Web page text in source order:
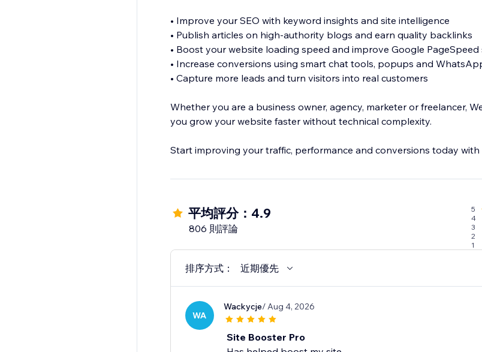
• Improve your SEO with keyword insights and site intelligence
• Publish articles on high-authority blogs and earn quality backlinks
• Boost your website loading speed and improve Google PageSpeed
• Increase conversions using smart chat tools, popups and
• Capture more leads and turn visitors into real customers
Whether you are a business owner, agency, marketer or freelancer,
you grow your website faster without technical complexity.
Start improving your traffic, performance and conversions today
平均評分：4.9
806 則評論
5
4
3
2
1
排序方式： 近期優先
WA
Wackycje/ Aug 4, 2026
Site Booster Pro